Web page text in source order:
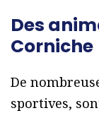
Des
Corniche
De
sportives,